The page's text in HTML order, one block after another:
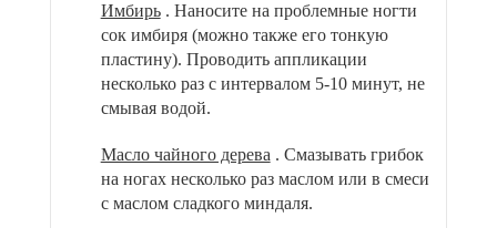
Имбирь. Наносите на проблемные ногти
сок имбиря (можно также его тонкую
пластину). Проводить аппликации
несколько раз с интервалом 5-10 минут, не
смывая водой.
Масло чайного дерева . Смазывать грибок
на ногах несколько раз маслом или в смеси
с маслом сладкого миндаля.